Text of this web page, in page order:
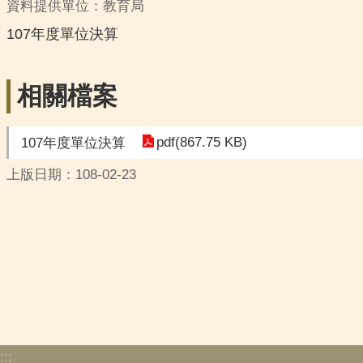
資料提供單位：教育局
107年度單位決算
相關檔案
107年度單位決算 pdf(867.75 KB)
上版日期：108-02-23
:::